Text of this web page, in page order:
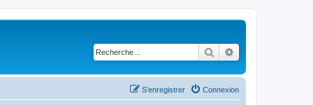
Rechercher
Connexion
S’enregistrer